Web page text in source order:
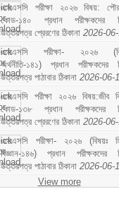
এসএসসি পরীক্ষা ২০২৬ বিষয়:
কোড-১৪০ প্রধান পরীক্ষকদের
উত্তরপত্র প্রেরণের ঠিকানা 2026-
এসএসসি পরীক্ষা- ২০২৬
অর্থনীতি-১৪১) প্রধান পরীক্ষকদের
উত্তরপত্র পাঠাবার ঠিকানা 2026-06-
এসএসসি পরীক্ষা ২০২৬ বিষয়:জীব
কোড-১৩৮ প্রধান পরীক্ষকদের
উত্তরপত্র প্রেরণের ঠিকানা 2026-
এসএসসি পরীক্ষা- ২০২৬ (বিষয়ঃ
বিজ্ঞান-১৪৬) প্রধান পরীক্ষকদের
উত্তরপত্র পাঠাবার ঠিকানা 2026-06-
View more